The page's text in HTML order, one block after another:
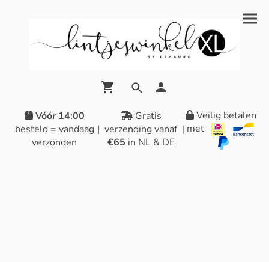
Vóór 14:00
besteld = vandaag
verzonden
|
Gratis
verzending vanaf
€65 in NL & DE
|
Veilig betalen
met